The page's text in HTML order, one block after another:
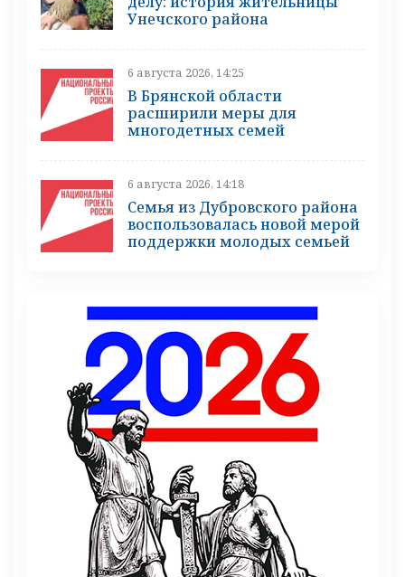
Унечского района
6 августа 2026, 14:25
В Брянской области
расширили меры для
многодетных семей
6 августа 2026, 14:18
Семья из Дубровского района
воспользовалась новой мерой
поддержки молодых семьей